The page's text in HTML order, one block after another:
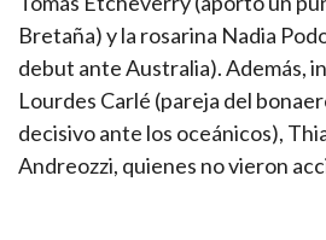
Bretaña) y la rosarina Nadia
debut ante Australia). Además,
Lourdes Carlé (pareja del
decisivo ante los oceánicos),
Andreozzi, quienes no vieron